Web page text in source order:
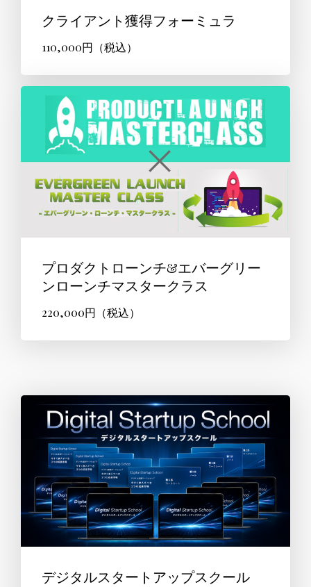
クライアント獲得フォーミュラ
110,000円（税込）
プロダクトローンチ&エバーグリー
ンローンチマスタークラス
220,000円（税込）
デジタルスタートアップスクール